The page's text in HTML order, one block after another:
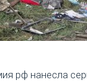
рф нанесла